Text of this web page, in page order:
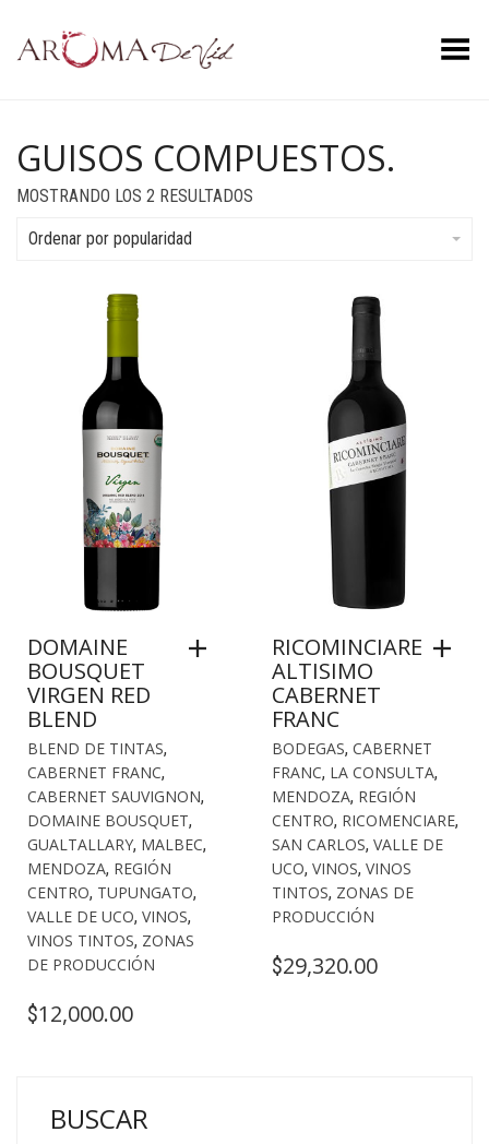
Menú
GUISOS COMPUESTOS.
MOSTRANDO LOS 2 RESULTADOS
Ordenar por popularidad
DOMAINE
BOUSQUET
VIRGEN RED
BLEND
BLEND DE TINTAS,
CABERNET FRANC,
CABERNET SAUVIGNON,
DOMAINE BOUSQUET,
GUALTALLARY, MALBEC,
MENDOZA, REGIÓN
CENTRO, TUPUNGATO,
VALLE DE UCO, VINOS,
VINOS TINTOS, ZONAS
DE PRODUCCIÓN
$12,000.00
RICOMINCIARE
ALTISIMO
CABERNET
FRANC
BODEGAS, CABERNET
FRANC, LA CONSULTA,
MENDOZA, REGIÓN
CENTRO, RICOMENCIARE,
SAN CARLOS, VALLE DE
UCO, VINOS, VINOS
TINTOS, ZONAS DE
PRODUCCIÓN
$29,320.00
BUSCAR